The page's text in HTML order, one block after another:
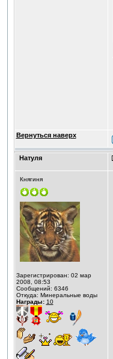
Вернуться наверх
Натуля
Княгиня
Зарегистрирован: 02 мар
2008, 08:53
Сообщений: 6346
Откуда: Минеральные воды
Награды: 10